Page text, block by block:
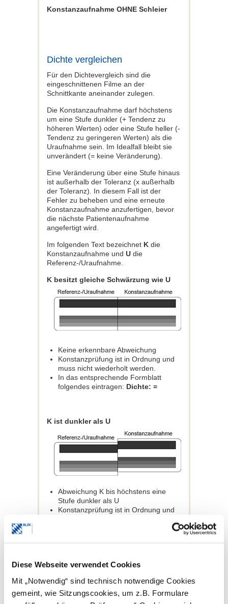
Diese Webseite verwendet Cookies
Mit „Notwendig“ sind technisch notwendige Cookies
gemeint, wie Sitzungscookies, um z.B. Formulare
Konstanzaufnahme OHNE Schleier
Dichte vergleichen
Für den Dichtevergleich sind die
eingeschnittenen Filme an der
Schnittkante aneinander zulegen.
Die Konstanzaufnahme darf höchstens
um eine Stufe dunkler (+ Tendenz zu
höheren Werten) oder eine Stufe heller (-
Tendenz zu geringeren Werten) als die
Uraufnahme sein. Im Idealfall bleibt sie
unverändert (= keine Veränderung).
Eine Veränderung über eine Stufe hinaus
ist außerhalb der Toleranz (x außerhalb
der Toleranz). In diesem Fall ist der
Fehler zu beheben und eine erneute
Konstanzaufnahme anzufertigen, bevor
die nächste Patientenaufnahme
angefertigt wird.
Im folgenden Text bezeichnet K die
Konstanzaufnahme und U die
Referenz-/Uraufnahme.
K besitzt gleiche Schwärzung wie U
Keine erkennbare Abweichung
Konstanzprüfung ist in Ordnung und
muss nicht wiederholt werden.
In das entsprechende Formblatt
folgendes eintragen: Dichte: =
K ist dunkler als U
Abweichung K bis höchstens eine
Stufe dunkler als U
Konstanzprüfung ist in Ordnung und